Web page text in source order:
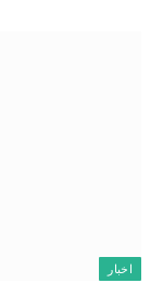
اخبار